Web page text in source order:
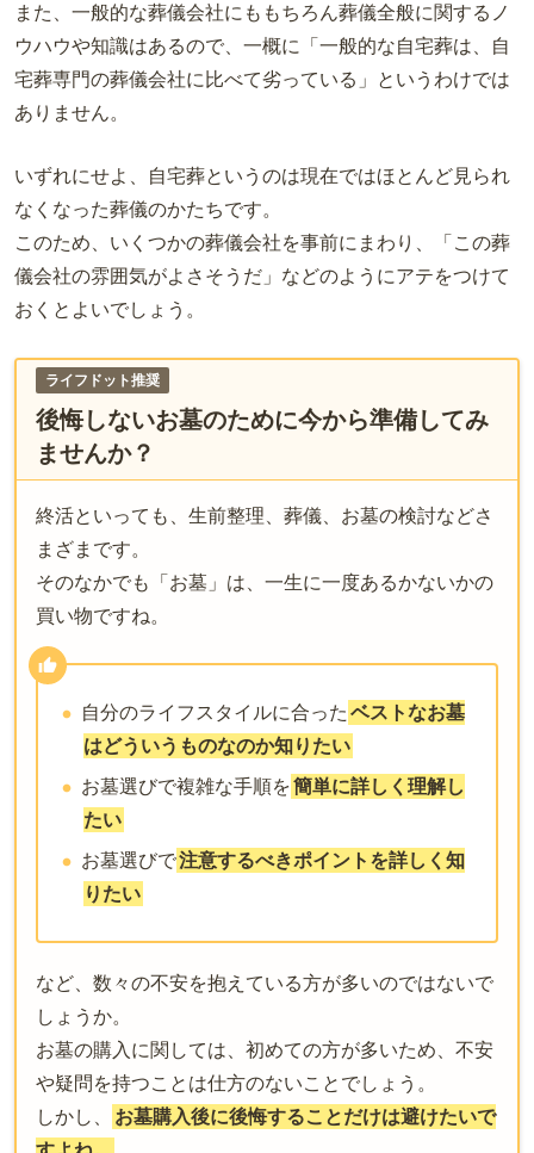
また、一般的な葬儀会社にももちろん葬儀全般に関するノ
ウハウや知識はあるので、一概に「一般的な自宅葬は、自
宅葬専門の葬儀会社に比べて劣っている」というわけでは
ありません。
いずれにせよ、自宅葬というのは現在ではほとんど見られ
なくなった葬儀のかたちです。
このため、いくつかの葬儀会社を事前にまわり、「この葬
儀会社の雰囲気がよさそうだ」などのようにアテをつけて
おくとよいでしょう。
ライフドット推奨
後悔しないお墓のために今から準備してみ
ませんか？
終活といっても、生前整理、葬儀、お墓の検討などさ
まざまです。
そのなかでも「お墓」は、一生に一度あるかないかの
買い物ですね。
自分のライフスタイルに合った ベストなお墓
はどういうものなのか知りたい
お墓選びで複雑な手順を簡単に詳しく理解し
たい
お墓選びで注意するべきポイントを詳しく知
りたい
など、数々の不安を抱えている方が多いのではないで
しょうか。
お墓の購入に関しては、初めての方が多いため、不安
や疑問を持つことは仕方のないことでしょう。
しかし、
お墓購入後に後悔することだけは避けたいで